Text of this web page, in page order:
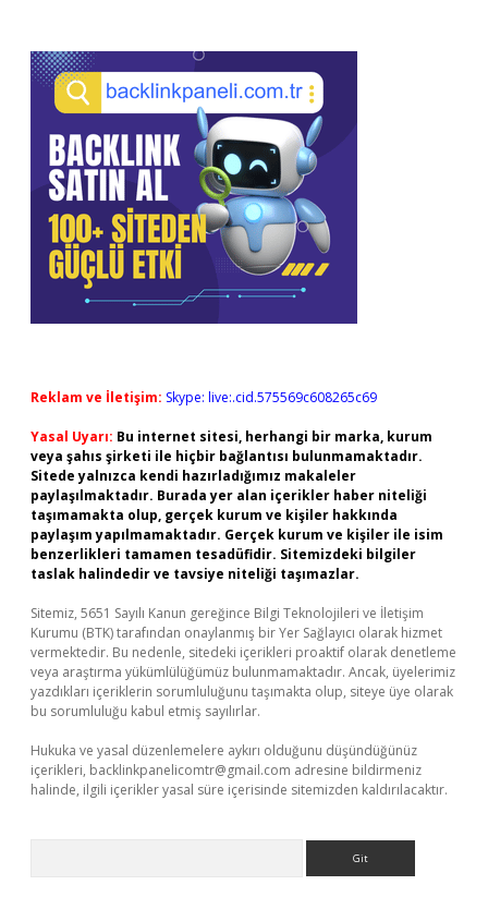
Reklam ve İletişim: Skype: live:.cid.575569c608265c69
Yasal Uyarı: Bu internet sitesi, herhangi bir marka, kurum
veya şahıs şirketi ile hiçbir bağlantısı bulunmamaktadır.
Sitede yalnızca kendi hazırladığımız makaleler
paylaşılmaktadır. Burada yer alan içerikler haber niteliği
taşımamakta olup, gerçek kurum ve kişiler hakkında
paylaşım yapılmamaktadır. Gerçek kurum ve kişiler ile isim
benzerlikleri tamamen tesadüfidir. Sitemizdeki bilgiler
taslak halindedir ve tavsiye niteliği taşımazlar.
Sitemiz, 5651 Sayılı Kanun gereğince Bilgi Teknolojileri ve İletişim
Kurumu (BTK) tarafından onaylanmış bir Yer Sağlayıcı olarak hizmet
vermektedir. Bu nedenle, sitedeki içerikleri proaktif olarak denetleme
veya araştırma yükümlülüğümüz bulunmamaktadır. Ancak, üyelerimiz
yazdıkları içeriklerin sorumluluğunu taşımakta olup, siteye üye olarak
bu sorumluluğu kabul etmiş sayılırlar.
Hukuka ve yasal düzenlemelere aykırı olduğunu düşündüğünüz
içerikleri, backlinkpanelicomtr@gmail.com adresine bildirmeniz
halinde, ilgili içerikler yasal süre içerisinde sitemizden kaldırılacaktır.